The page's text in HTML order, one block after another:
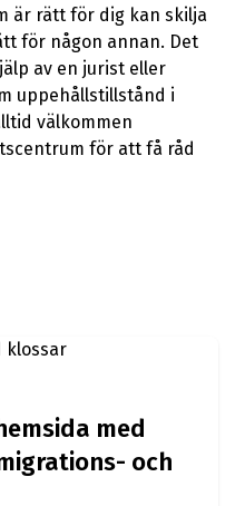
är rätt för dig kan skilja
för någon annan. Det
av en jurist eller
uppehållstillstånd i
välkommen
för att få råd
med
och